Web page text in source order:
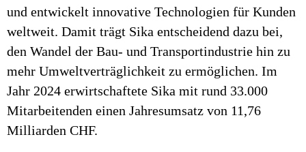
und entwickelt innovative Technologien für Kunden
weltweit. Damit trägt Sika entscheidend dazu bei,
den Wandel der Bau- und Transportindustrie hin zu
mehr Umweltverträglichkeit zu ermöglichen. Im
Jahr 2024 erwirtschaftete Sika mit rund 33.000
Mitarbeitenden einen Jahresumsatz von 11,76
Milliarden CHF.